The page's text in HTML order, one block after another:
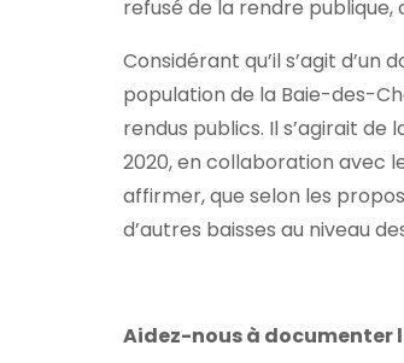
refusé de la rendre publique,
Considérant qu’il s’agit
population de la Baie-des-
rendus publics. Il s’agirait
2020, en collaboration avec
affirmer, que selon les
d’autres baisses au niveau
Aidez-nous à documenter